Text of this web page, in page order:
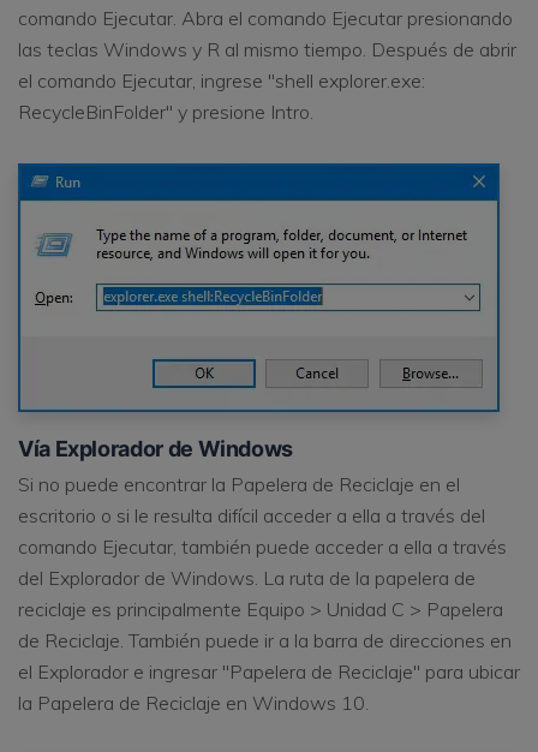
comando Ejecutar. Abra el comando Ejecutar presionando
las teclas Windows y R al mismo tiempo. Después de abrir
el comando Ejecutar, ingrese "shell explorer.exe:
RecycleBinFolder" y presione Intro.
Vía Explorador de Windows
Si no puede encontrar la Papelera de Reciclaje en el
escritorio o si le resulta difícil acceder a ella a través del
comando Ejecutar, también puede acceder a ella a través
del Explorador de Windows. La ruta de la papelera de
reciclaje es principalmente Equipo > Unidad C > Papelera
de Reciclaje. También puede ir a la barra de direcciones en
el Explorador e ingresar "Papelera de Reciclaje" para ubicar
la Papelera de Reciclaje en Windows 10.